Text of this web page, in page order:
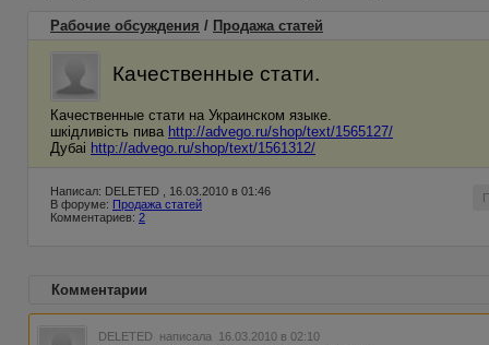
Рабочие обсуждения / Продажа статей
Качественные стати.
Качественные стати на Украинском языке.
шкідливість пива http://advego.ru/shop/text/1565127/
Дубаі http://advego.ru/shop/text/1561312/
Написал: DELETED , 16.03.2010 в 01:46
В форуме: Продажа статей
Комментариев: 2
Комментарии
DELETED написала 16.03.2010 в 02:10